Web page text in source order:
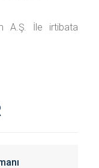
A.Ş. İle irtibata